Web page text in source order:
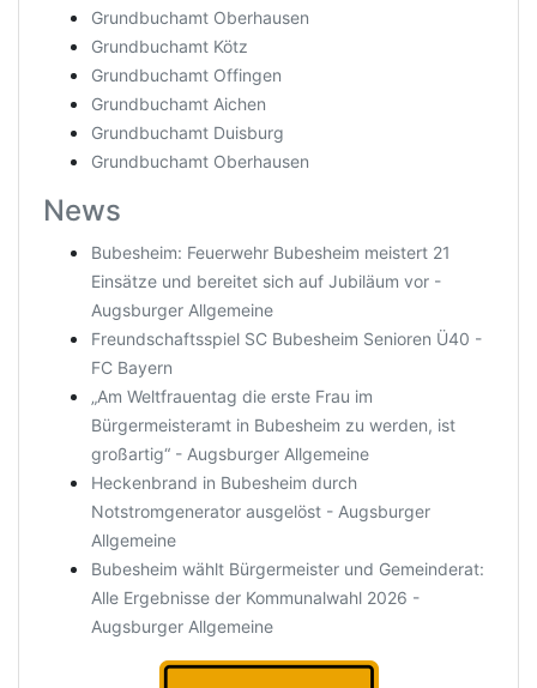
Grundbuchamt Oberhausen
Grundbuchamt Kötz
Grundbuchamt Offingen
Grundbuchamt Aichen
Grundbuchamt Duisburg
Grundbuchamt Oberhausen
News
Bubesheim: Feuerwehr Bubesheim meistert 21
Einsätze und bereitet sich auf Jubiläum vor -
Augsburger Allgemeine
Freundschaftsspiel SC Bubesheim Senioren Ü40 -
FC Bayern
„Am Weltfrauentag die erste Frau im
Bürgermeisteramt in Bubesheim zu werden, ist
großartig“ - Augsburger Allgemeine
Heckenbrand in Bubesheim durch
Notstromgenerator ausgelöst - Augsburger
Allgemeine
Bubesheim wählt Bürgermeister und Gemeinderat:
Alle Ergebnisse der Kommunalwahl 2026 -
Augsburger Allgemeine